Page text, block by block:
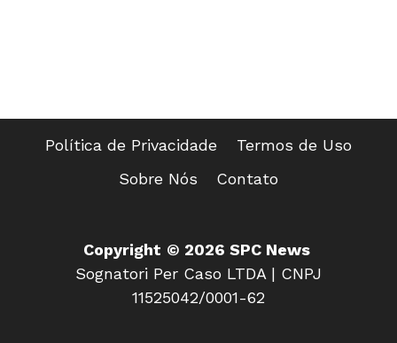
Política de Privacidade
Termos de Uso
Sobre Nós
Contato
Copyright © 2026 SPC News
Sognatori Per Caso LTDA | CNPJ
11525042/0001-62